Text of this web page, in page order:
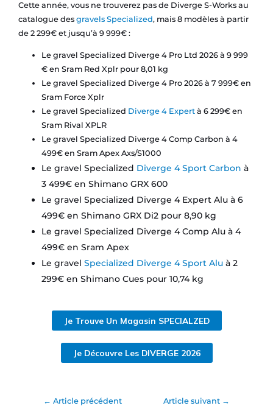
Cette année, vous ne trouverez pas de Diverge S-Works au
catalogue des gravels Specialized, mais 8 modèles à partir
de 2 299€ et jusqu’à 9 999€ :
Le gravel Specialized Diverge 4 Pro Ltd 2026 à 9 999
€ en Sram Red Xplr pour 8,01 kg
Le gravel Specialized Diverge 4 Pro 2026 à 7 999€ en
Sram Force Xplr
Le gravel Specialized Diverge 4 Expertà 6 299€ en
Sram Rival XPLR
Le gravel Specialized Diverge 4 Comp Carbon à 4
499€ en Sram Apex Axs/S1000
Le gravel Specialized Diverge 4 Sport Carbon à
3 499€ en Shimano GRX 600
Le gravel Specialized Diverge 4 Expert Alu à 6
499€ en Shimano GRX Di2 pour 8,90 kg
Le gravel Specialized Diverge 4 Comp Alu à 4
499€ en Sram Apex
Le gravel Specialized Diverge 4 Sport Aluà 2
299€ en Shimano Cues pour 10,74 kg
Je Trouve Un Magasin SPECIALZED
Je Découvre Les DIVERGE 2026
← Article précédent Article suivant →